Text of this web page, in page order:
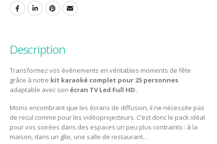
description
Transformez vos événements en véritables moments de fête
grâce à notre kit karaoké complet pour 25 personnes
adaptable avec son écran TV Led Full HD.
Moins encombrant que les écrans de diffusion, il ne nécessite pas
de recul comme pour les vidéoprojecteurs. C’est donc le pack idéal
pour vos soirées dans des espaces un peu plus contraints : à la
maison, dans un gîte, une salle de restaurant…